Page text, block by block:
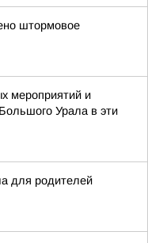
штормовое
мероприятий и
Урала в эти
для родителей